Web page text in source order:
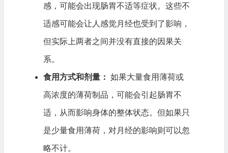
感，可能会出现肠胃不适等症状。这些不
适感可能会让人感觉月经也受到了影响，
但实际上两者之间并没有直接的因果关
系。
食用方式和剂量： 如果大量食用薄荷或
高浓度的薄荷制品，可能会引起肠胃不
适，从而影响身体的整体状态。但如果只
是少量食用薄荷，对月经的影响则可以忽
略不计。